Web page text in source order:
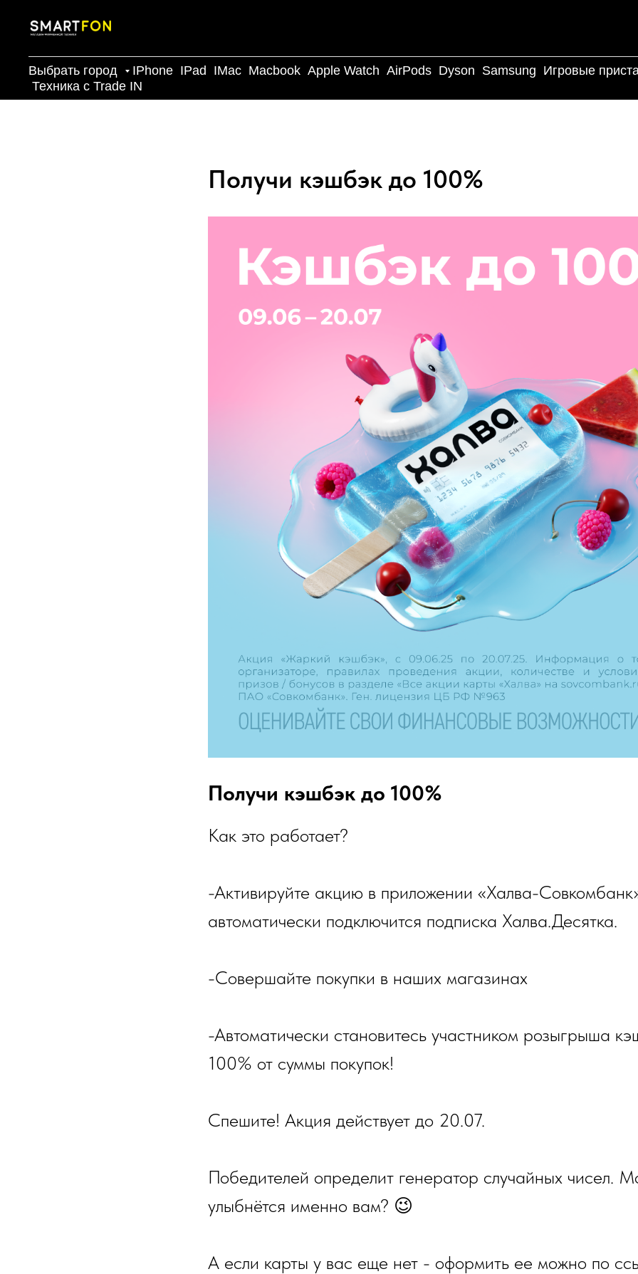
Выбрать город IPhone IPad IMac Macbook Apple Watch AirPods Dyson Samsung Игровые
Техника с Trade IN
Получи кэшбэк до 100%
Получи кэшбэк до 100%
Как это работает?
-Активируйте акцию в приложении «Халва-
автоматически подключится подписка Халва.Десятка.
-Совершайте покупки в наших магазинах
-Автоматически становитесь участником розыгрыша
100% от суммы покупок!
Спешите! Акция действует до 20.07.
Победителей определит генератор случайных чисел.
улыбнётся именно вам? 😉
А если карты у вас еще нет - оформить ее можно по